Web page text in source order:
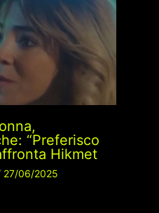
“Preferisco
Hikmet
27/06/2025